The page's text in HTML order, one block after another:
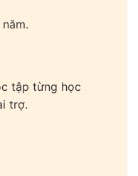
năm.
tập từng học
trợ.